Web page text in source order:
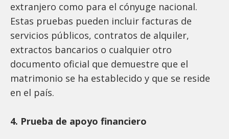
extranjero como para el cónyuge nacional.
Estas pruebas pueden incluir facturas de
servicios públicos, contratos de alquiler,
extractos bancarios o cualquier otro
documento oficial que demuestre que el
matrimonio se ha establecido y que se reside
en el país.
4. Prueba de apoyo financiero